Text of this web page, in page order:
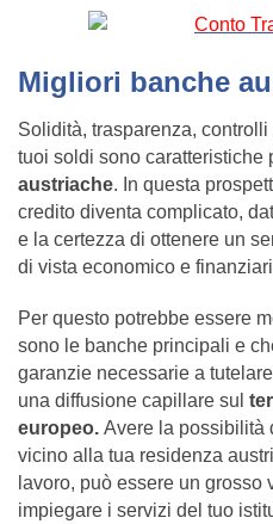
Migliori banche
Solidità, trasparenza,
tuoi soldi sono caratteristiche
austriache. In questa
credito diventa complicato,
e la certezza di ottenere un
di vista economico e
Per questo potrebbe essere
sono le banche principali e
garanzie necessarie a
una diffusione capillare sul
europeo. Avere la possibilità
vicino alla tua residenza
lavoro, può essere un grosso
impiegare i servizi del tuo